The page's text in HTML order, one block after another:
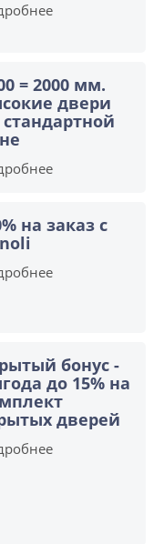
= 2000 мм.
двери
на заказ с
бонус -
до 15% на
дверей